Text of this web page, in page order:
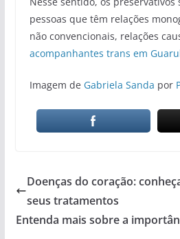
pessoas que têm relações
não convencionais, relações
acompanhantes trans em
Imagem de Gabriela Sanda por
Doenças do coração:
seus tratamentos
Entenda mais sobre a